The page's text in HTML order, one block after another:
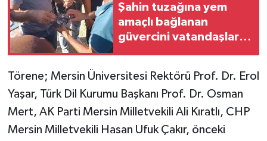
Şahin tuzağına yem
amaçlı bağlanan
güvercini vatandaşlar
Törene; Mersin Üniversitesi Rektörü Prof. Dr. Erol
Yaşar, Türk Dil Kurumu Başkanı Prof. Dr. Osman
Mert, AK Parti Mersin Milletvekili Ali Kıratlı, CHP
Mersin Milletvekili Hasan Ufuk Çakır, önceki